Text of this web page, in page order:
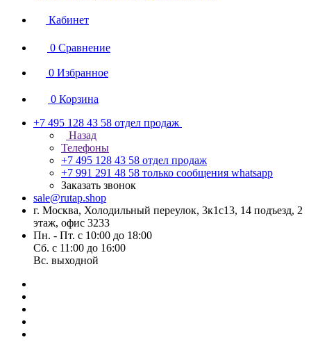
Кабинет
0 Сравнение
0 Избранное
0 Корзина
+7 495 128 43 58 отдел продаж
Назад
Телефоны
+7 495 128 43 58 отдел продаж
+7 991 291 48 58 только сообщения whatsapp
Заказать звонок
sale@rutap.shop
г. Москва, Холодильный переулок, 3к1с13, 14 подъезд, 2
этаж, офис 3233
Пн. - Пт. с 10:00 до 18:00
Сб. с 11:00 до 16:00
Вс. выходной